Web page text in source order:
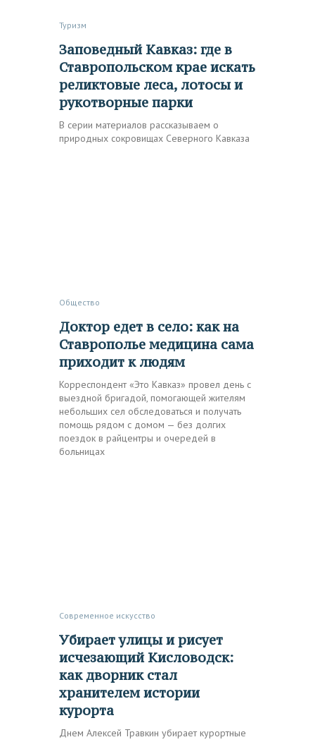
Туризм
Заповедный Кавказ: где в
Ставропольском крае искать
реликтовые леса, лотосы и
рукотворные парки
В серии материалов рассказываем о
природных сокровищах Северного Кавказа
Общество
Доктор едет в село: как на
Ставрополье медицина сама
приходит к людям
Корреспондент «Это Кавказ» провел день с
выездной бригадой, помогающей жителям
небольших сел обследоваться и получать
помощь рядом с домом — без долгих
поездок в райцентры и очередей в
больницах
Современное искусство
Убирает улицы и рисует
исчезающий Кисловодск:
как дворник стал
хранителем истории
курорта
Днем Алексей Травкин убирает курортные